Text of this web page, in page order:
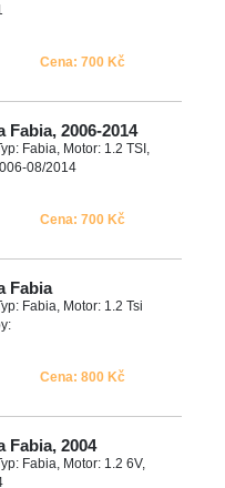
Cena: 700 Kč
Fabia, 2006-2014
Fabia, Motor: 1.2 TSI,
08/2014
Cena: 700 Kč
Fabia
Fabia, Motor: 1.2 Tsi
Cena: 800 Kč
Fabia, 2004
Fabia, Motor: 1.2 6V,